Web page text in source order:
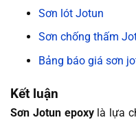
Sơn lót Jotun
Sơn chống thấm
Bảng báo giá sơn
Kết luận
Sơn Jotun epoxylà lựa